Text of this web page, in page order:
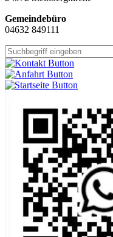
Gemeindebüro
04632 849111